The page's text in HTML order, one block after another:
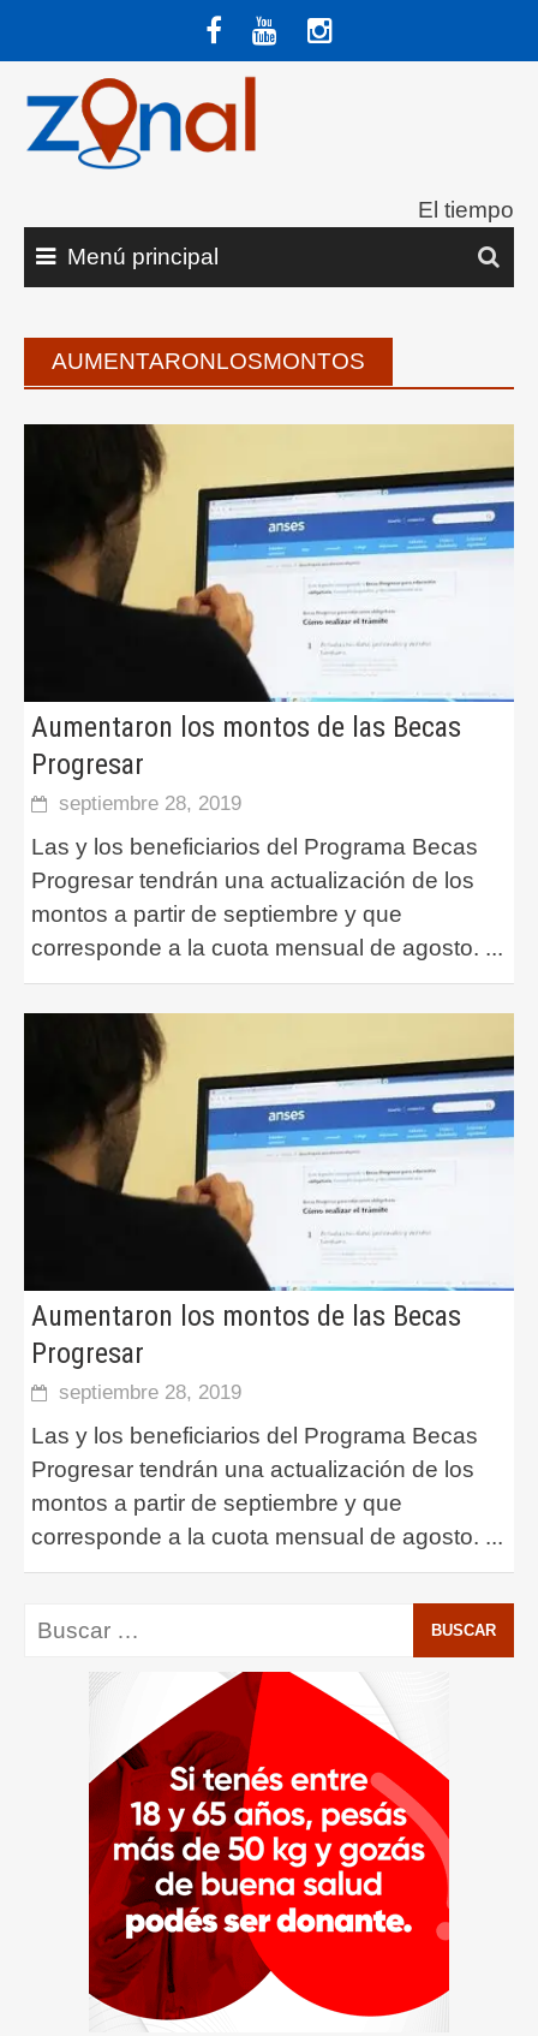
contenido
El tiempo
Menú principal
AUMENTARONLOSMONTOS
Aumentaron los montos de las Becas
Progresar
septiembre 28, 2019
Las y los beneficiarios del Programa Becas
Progresar tendrán una actualización de los
montos a partir de septiembre y que
corresponde a la cuota mensual de agosto. ...
Aumentaron los montos de las Becas
Progresar
septiembre 28, 2019
Las y los beneficiarios del Programa Becas
Progresar tendrán una actualización de los
montos a partir de septiembre y que
corresponde a la cuota mensual de agosto. ...
Buscar: